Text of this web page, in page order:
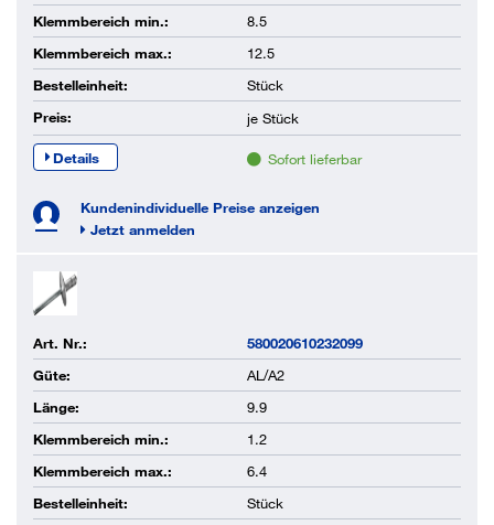
Klemmbereich min.:
8.5
Klemmbereich max.:
12.5
Bestelleinheit:
Stück
Preis:
je Stück
Details Sofort lieferbar
Kundenindividuelle Preise anzeigen
Jetzt anmelden
Art. Nr.:
580020610232099
Güte:
AL/A2
Länge:
9.9
Klemmbereich min.:
1.2
Klemmbereich max.:
6.4
Bestelleinheit:
Stück